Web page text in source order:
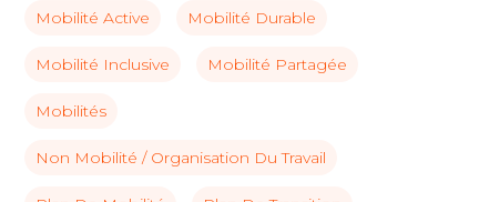
Mobilité Active Mobilité Durable
Mobilité Inclusive Mobilité Partagée
Mobilités
Non Mobilité / Organisation Du Travail